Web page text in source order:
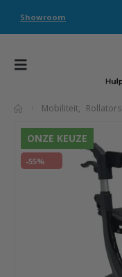
Showroom
Mobiliteit, Rollators
ONZE KEUZE
-55%